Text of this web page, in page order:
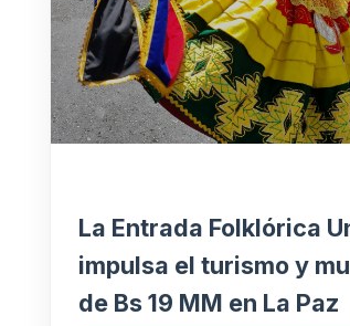
La Entrada Folklórica
impulsa el turismo y
de Bs 19 MM en La Paz